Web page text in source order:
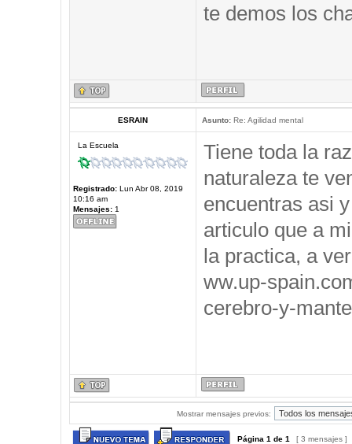
te demos los
ESRAIN Asunto:Re: Agilidad mental
La Escuela
Registrado:Lun Abr 08, 2019
10:16 am
Mensajes:1
Tiene toda la
naturaleza te
encuentras asi
articulo que a
la practica, a
ww.up-
cerebro-y-
Mostrar mensajes previos:
Página 1 de 1 [ 3 mensajes ]